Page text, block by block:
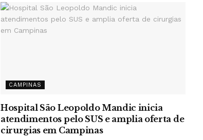
CAMPINAS
Hospital São Leopoldo Mandic inicia
atendimentos pelo SUS e amplia oferta de
cirurgias em Campinas